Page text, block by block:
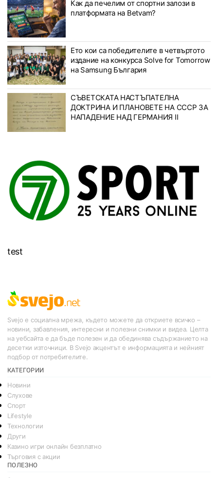
Как да печелим от спортни залози в
платформата на Betvam?
Ето кои са победителите в четвъртото
издание на конкурса Solve for Tomorrow
на Samsung България
СЪВЕТСКАТА НАСТЪПАТЕЛНА
ДОКТРИНА И ПЛАНОВЕТЕ НА СССР ЗА
НАПАДЕНИЕ НАД ГЕРМАНИЯ II
test
Svejo е социална мрежа, където можете да откриете всичко –
новини, забавления, интересни и полезни снимки и видеа. Целта
на уебсайта е да бъде полезен и да обединява съдържанието на
десетки източници. В Svejo акцентът е информацията и нейният
подбор от потребителите.
КАТЕГОРИИ
Новини
Слухове
Спорт
Lifestyle
Технологии
Други
Казино игри онлайн безплатно
Търговия с акции
ПОЛЕЗНО